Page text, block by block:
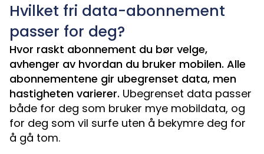
Hvilket fri data-abonnement
passer for deg?
Hvor raskt abonnement du bør velge,
avhenger av hvordan du bruker mobilen. Alle
abonnementene gir ubegrenset data, men
hastigheten varierer. Ubegrenset data passer
både for deg som bruker mye mobildata, og
for deg som vil surfe uten å bekymre deg for
å gå tom.